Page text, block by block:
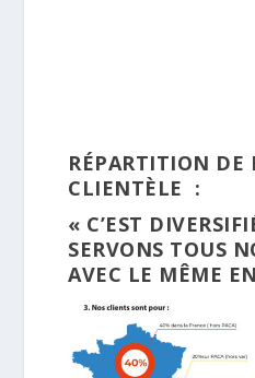
RÉPARTITION DE
CLIENTÈLE :
« C’EST
SERVONS TOUS
AVEC LE MÊME